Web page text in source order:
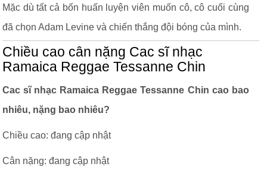
Mặc dù tất cả bốn huấn luyện viên muốn cô, cô cuối cùng
đã chọn Adam Levine và chiến thắng đội bóng của mình.
Chiều cao cân nặng Cac sĩ nhạc
Ramaica Reggae Tessanne Chin
Cac sĩ nhạc Ramaica Reggae Tessanne Chin cao bao
nhiêu, nặng bao nhiêu?
Chiều cao: đang cập nhật
Cân nặng: đang cập nhật